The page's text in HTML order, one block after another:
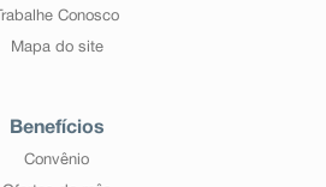
Trabalhe Conosco
Mapa do site
Benefícios
Convênio